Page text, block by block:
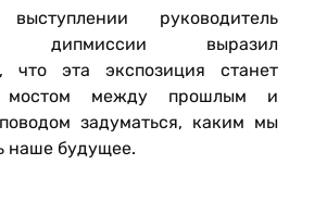
руководитель
дипмиссии выразил
что эта экспозиция станет
мостом между прошлым и
задуматься, каким мы
наше будущее.